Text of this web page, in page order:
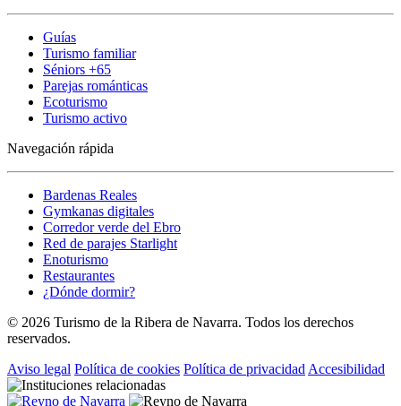
Guías
Turismo familiar
Séniors +65
Parejas románticas
Ecoturismo
Turismo activo
Navegación rápida
Bardenas Reales
Gymkanas digitales
Corredor verde del Ebro
Red de parajes Starlight
Enoturismo
Restaurantes
¿Dónde dormir?
© 2026 Turismo de la Ribera de Navarra. Todos los derechos
reservados.
Aviso legal Política de cookies Política de privacidad Accesibilidad